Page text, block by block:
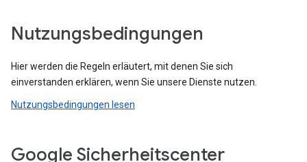
Nutzungsbedingungen
Hier werden die Regeln erläutert, mit denen Sie sich
einverstanden erklären, wenn Sie unsere Dienste nutzen.
Nutzungsbedingungen lesen
Google Sicherheitscenter